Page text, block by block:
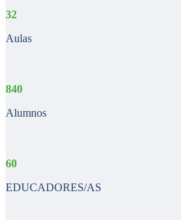
32
Aulas
840
Alumnos
60
EDUCADORES/AS